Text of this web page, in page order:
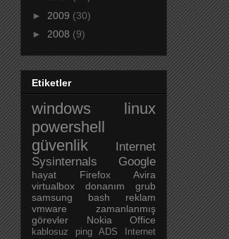
► 2009 (30)
► 2008 (9)
Etiketler
windows
linux
powershell
güvenlik
Internet
Sysinternals
Google
hayat Firefox
Avira
virtualbox
donanım
grub
samsung
bash
reklam
vmware
zamanlanmış
görevler
Nokia Office
kablosuz ping ADS
Internet